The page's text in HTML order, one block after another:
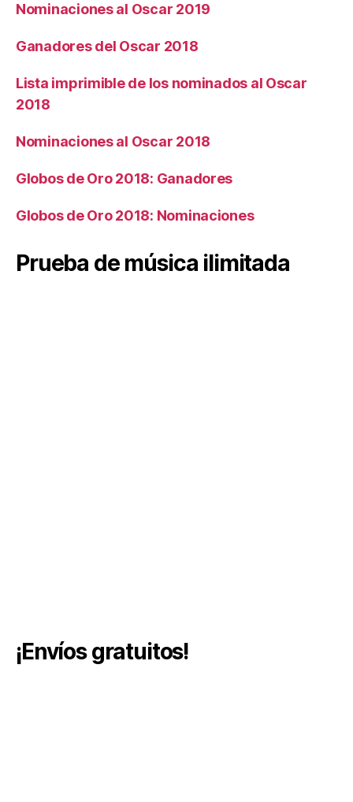
Nominaciones al Oscar 2019
Ganadores del Oscar 2018
Lista imprimible de los nominados al Oscar
2018
Nominaciones al Oscar 2018
Globos de Oro 2018: Ganadores
Globos de Oro 2018: Nominaciones
Prueba de música ilimitada
¡Envíos gratuitos!